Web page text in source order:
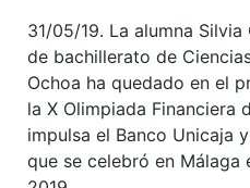
31/05/19. La alumna
de bachillerato de
Ochoa ha quedado en el
la X Olimpiada Financiera
impulsa el Banco Unicaja
que se celebró en